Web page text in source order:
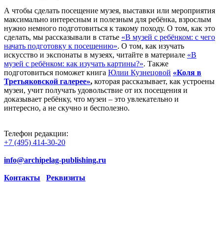
А чтобы сделать посещение музея, выставки или мероприятия
максимально интересным и полезным для ребёнка, взрослым
нужно немного подготовиться к такому походу. О том, как это
сделать, мы рассказывали в статье «В музей с ребёнком: с чего
начать подготовку к посещению». О том, как изучать
искусство и экспонаты в музеях, читайте в материале «В
музей с ребёнком: как изучать картины?». Также
подготовиться поможет книга Юлии Кузнецовой «Коля в
Третьяковской галерее», которая рассказывает, как устроены
музеи, учит получать удовольствие от их посещения и
доказывает ребёнку, что музеи – это увлекательно и
интересно, а не скучно и бесполезно.
Телефон редакции:
+7 (495) 414-30-20
info@archipelag-publishing.ru
Контакты Реквизиты